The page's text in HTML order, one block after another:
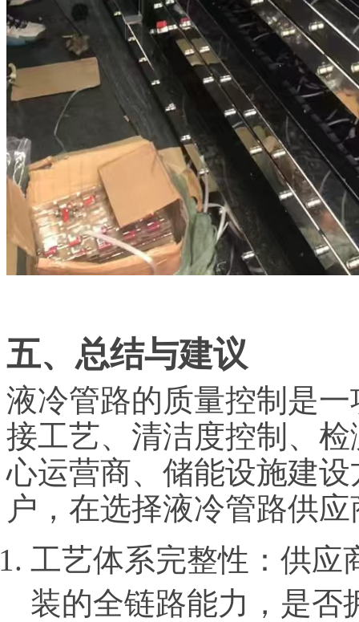
五、总结与建议
液冷管路的质量控制是
接工艺、清洁度控制、
心运营商、储能设施建
户，在选择液冷管路供
工艺体系完整性：供应
装的全链路能力，是否